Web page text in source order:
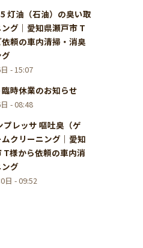
灯油（石油）の臭い取
グ｜愛知県瀬戸市 T
頼の車内清掃・消臭
- 15:07
時休業のお知らせ
- 08:48
プレッサ 嘔吐臭（ゲ
クリーニング｜愛知
T様から依頼の車内消
グ
日 - 09:52